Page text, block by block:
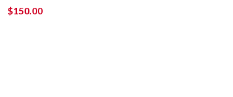
$150.00